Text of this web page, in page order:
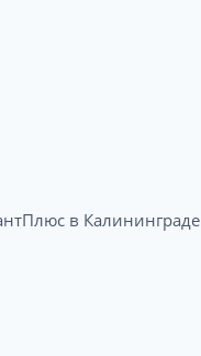
в Калининграде​